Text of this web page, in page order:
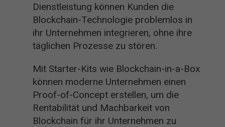
Dienstleistung können Kunden die
Blockchain-Technologie problemlos in
ihr Unternehmen integrieren, ohne ihre
täglichen Prozesse zu stören.
Mit Starter-Kits wie Blockchain-in-a-Box
können moderne Unternehmen einen
Proof-of-Concept erstellen, um die
Rentabilität und Machbarkeit von
Blockchain für ihr Unternehmen zu